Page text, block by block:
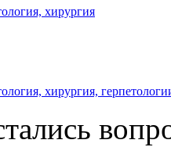
хирургия
хирургия,